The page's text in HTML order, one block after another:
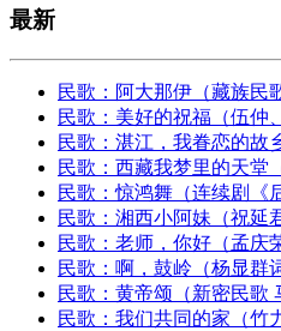
最新
民歌：阿大那伊（藏族民
民歌：美好的祝福（伍仲
民歌：湛江，我眷恋的故
民歌：西藏我梦里的天堂
民歌：惊鸿舞（连续剧《
民歌：湘西小阿妹（祝延
民歌：老师，你好（孟庆
民歌：啊，鼓岭（杨显群
民歌：黄帝颂（新密民歌
民歌：我们共同的家（竹